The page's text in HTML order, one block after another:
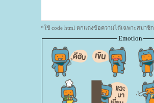
*ใช้ code html ตกแต่งข้อความได้เฉพาะสมาชิก
Emotion